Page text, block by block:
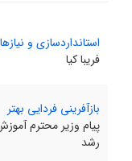
استانداردسازی و
فریبا کیا
بازآفرینی فردایی بهتر
پیام وزیر محترم
رشد